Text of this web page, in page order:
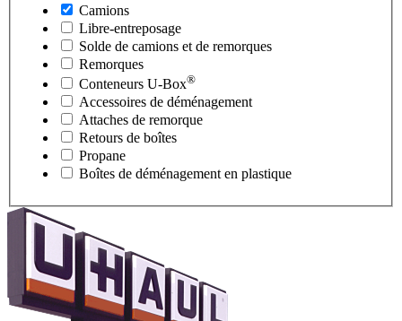
Camions
Libre-entreposage
Solde de camions et de remorques
Remorques
Conteneurs U-Box®
Accessoires de déménagement
Attaches de remorque
Retours de boîtes
Propane
Boîtes de déménagement en plastique